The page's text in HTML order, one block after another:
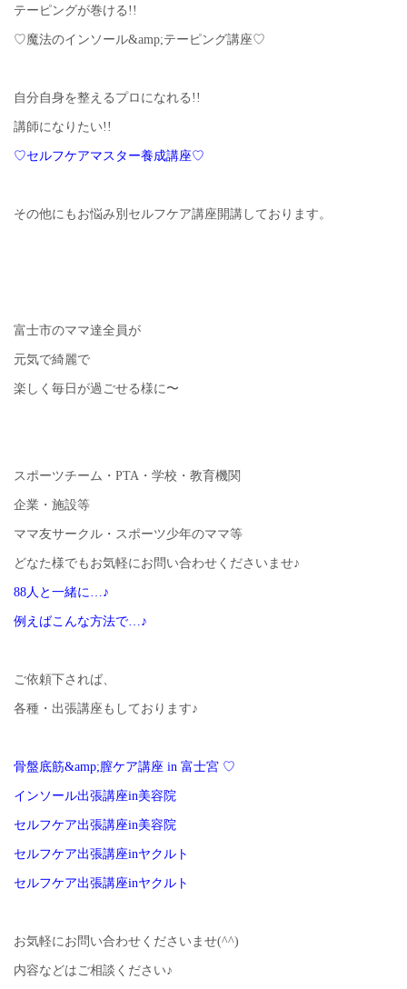
テーピングが巻ける!!
♡魔法のインソール&amp;テーピング講座♡
自分自身を整えるプロになれる!!
講師になりたい!!
♡セルフケアマスター養成講座♡
その他にもお悩み別セルフケア講座開講しております。
富士市のママ達全員が
元気で綺麗で
楽しく毎日が過ごせる様に〜
スポーツチーム・PTA・学校・教育機関
企業・施設等
ママ友サークル・スポーツ少年のママ等
どなた様でもお気軽にお問い合わせくださいませ♪
88人と一緒に…♪
例えばこんな方法で…♪
ご依頼下されば、
各種・出張講座もしております♪
骨盤底筋&amp;膣ケア講座 in 富士宮 ♡
インソール出張講座in美容院
セルフケア出張講座in美容院
セルフケア出張講座inヤクルト
セルフケア出張講座inヤクルト
お気軽にお問い合わせくださいませ(^^)
内容などはご相談ください♪